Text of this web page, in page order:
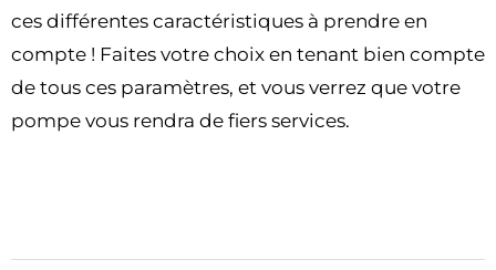
ces différentes caractéristiques à prendre en
compte ! Faites votre choix en tenant bien compte
de tous ces paramètres, et vous verrez que votre
pompe vous rendra de fiers services.